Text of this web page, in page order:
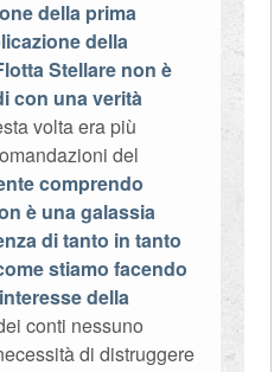
della prima
della
Stellare non è
con una verità
volta era più
del
comprendo
è una galassia
di tanto in tanto
stiamo facendo
della
conti nessuno
di distruggere